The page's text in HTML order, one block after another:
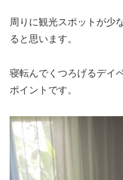
周りに観光スポットが少
ると思います。
寝転んでくつろげるデイ
ポイントです。